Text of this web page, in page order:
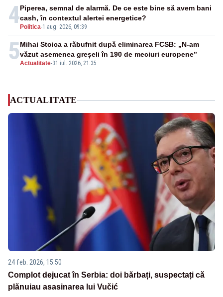
4 Politica-1 aug. 2026, 09:39
Piperea, semnal de alarmă. De ce este bine să avem bani
cash, în contextul alertei energetice?
5Actualitate-31 iul. 2026, 21:35
Mihai Stoica a răbufnit după eliminarea FCSB: „N-am
văzut asemenea greșeli în 190 de meciuri europene”
ACTUALITATE
24 feb. 2026, 15:50
Complot dejucat în Serbia: doi bărbați, suspectați că
plănuiau asasinarea lui Vučić